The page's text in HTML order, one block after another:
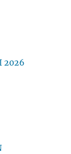
2026